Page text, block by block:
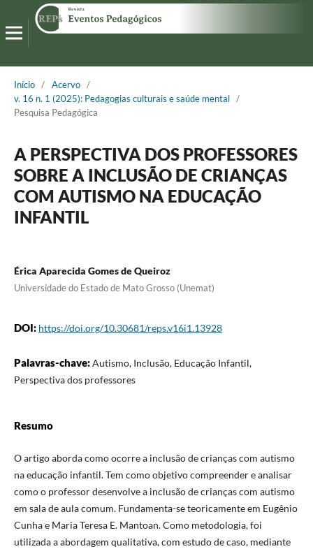
Início / Acervo /
v. 16 n. 1 (2025): Pedagogias culturais e saúde mental /
Pesquisa Pedagógica
A PERSPECTIVA DOS PROFESSORES
SOBRE A INCLUSÃO DE CRIANÇAS
COM AUTISMO NA EDUCAÇÃO
INFANTIL
Érica Aparecida Gomes de Queiroz
Universidade do Estado de Mato Grosso (Unemat)
DOI: https://doi.org/10.30681/reps.v16i1.13928
Palavras-chave:Autismo, Inclusão, Educação Infantil,
Perspectiva dos professores
Resumo
O artigo aborda como ocorre a inclusão de crianças com autismo
na educação infantil. Tem como objetivo compreender e analisar
como o professor desenvolve a inclusão de crianças com autismo
em sala de aula comum. Fundamenta-se teoricamente em Eugênio
Cunha e Maria Teresa E. Mantoan. Como metodologia, foi
utilizada a abordagem qualitativa, com estudo de caso, mediante